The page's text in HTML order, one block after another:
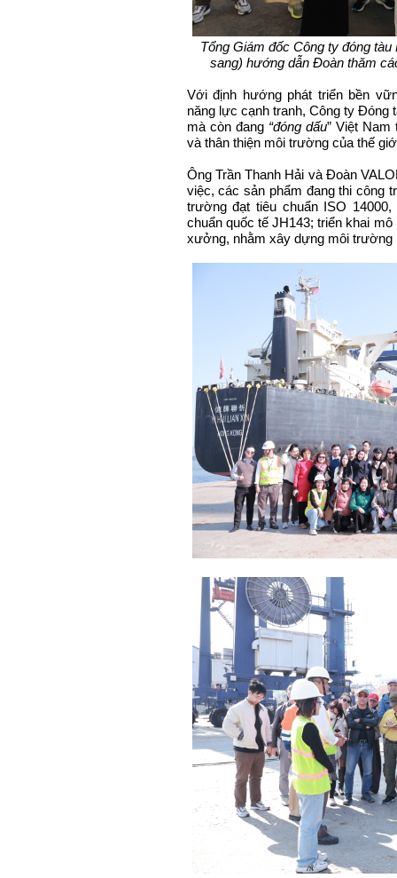
Tổng Giám đốc Công ty đóng
sang) hướng dẫn Đoàn thăm
Với định hướng phát triển bền
năng lực cạnh tranh, Công ty Đóng
mà còn đang “đóng dấu” Việt Nam
và thân thiện môi trường của thế
Ông Trần Thanh Hải và Đoàn
việc, các sản phẩm đang thi công
trường đạt tiêu chuẩn ISO
chuẩn quốc tế JH143; triển khai
xưởng, nhằm xây dựng môi trường